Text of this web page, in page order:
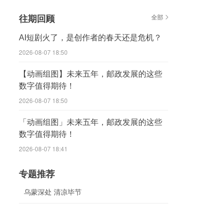
往期回顾 全部
AI短剧火了，是创作者的春天还是危机？
2026-08-07 18:50
【动画组图】未来五年，邮政发展的这些
数字值得期待！
2026-08-07 18:50
「动画组图」未来五年，邮政发展的这些
数字值得期待！
2026-08-07 18:41
专题推荐
乌蒙深处 清凉毕节